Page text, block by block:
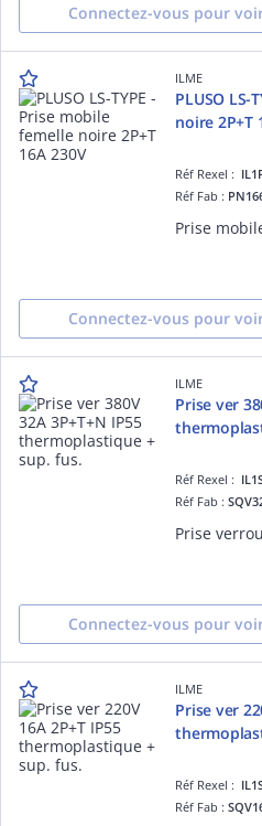
Connectez-vous pour
ILME
PLUSO LS-
noire 2P+T
Réf Rexel :
Réf Fab :
Connectez-vous pour
ILME
Prise ver
Réf Rexel :
Réf Fab :
Connectez-vous pour
ILME
Prise ver
Réf Rexel :
Réf Fab :